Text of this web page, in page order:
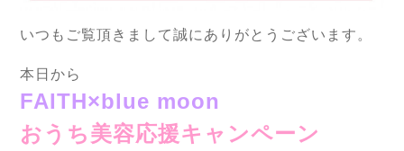
いつもご覧頂きまして誠にありがとうございます。
本日から
FAITH×blue moon
おうち美容応援キャンペーン